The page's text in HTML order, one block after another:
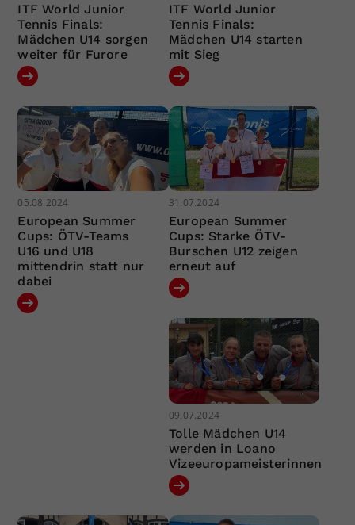
ITF World Junior
Tennis Finals:
Mädchen U14 sorgen
weiter für Furore
ITF World Junior
Tennis Finals:
Mädchen U14 starten
mit Sieg
05.08.2024
European Summer
Cups: ÖTV-Teams
U16 und U18
mittendrin statt nur
dabei
31.07.2024
European Summer
Cups: Starke ÖTV-
Burschen U12 zeigen
erneut auf
09.07.2024
Tolle Mädchen U14
werden in Loano
Vizeeuropameisterinnen